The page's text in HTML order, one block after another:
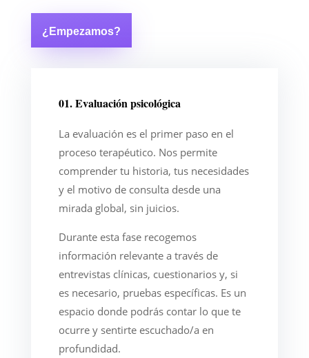
¿Empezamos?
01. Evaluación psicológica
La evaluación es el primer paso en el
proceso terapéutico. Nos permite
comprender tu historia, tus necesidades
y el motivo de consulta desde una
mirada global, sin juicios.
Durante esta fase recogemos
información relevante a través de
entrevistas clínicas, cuestionarios y, si
es necesario, pruebas específicas. Es un
espacio donde podrás contar lo que te
ocurre y sentirte escuchado/a en
profundidad.